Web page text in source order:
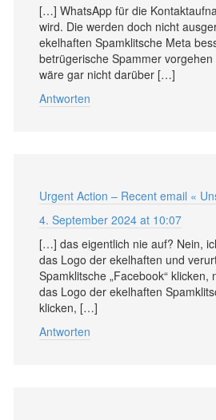
[…] WhatsApp für die
wird. Die werden doch nicht
ekelhaften Spamklitsche Meta
betrügerische Spammer
wäre gar nicht darüber […]
Antworten
Urgent Action – Recent email «
4. September 2024 at 10:07
[…] das eigentlich nie auf? Nein,
das Logo der ekelhaften und
Spamklitsche „Facebook“ klicken,
das Logo der ekelhaften
klicken, […]
Antworten